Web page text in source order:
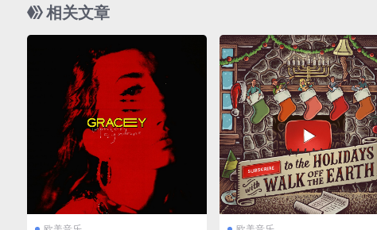
相关文章